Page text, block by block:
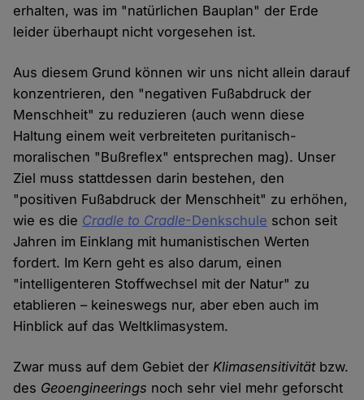
erhalten, was im "natürlichen Bauplan" der Erde
leider überhaupt nicht vorgesehen ist.
Aus diesem Grund können wir uns nicht allein darauf
konzentrieren, den "negativen Fußabdruck der
Menschheit" zu reduzieren (auch wenn diese
Haltung einem weit verbreiteten puritanisch-
moralischen "Bußreflex" entsprechen mag). Unser
Ziel muss stattdessen darin bestehen, den
"positiven Fußabdruck der Menschheit" zu erhöhen,
wie es die Cradle to Cradle-Denkschule schon seit
Jahren im Einklang mit humanistischen Werten
fordert. Im Kern geht es also darum, einen
"intelligenteren Stoffwechsel mit der Natur" zu
etablieren – keineswegs nur, aber eben auch im
Hinblick auf das Weltklimasystem.
Zwar muss auf dem Gebiet derKlimasensitivitätbzw.
des Geoengineerings noch sehr viel mehr geforscht